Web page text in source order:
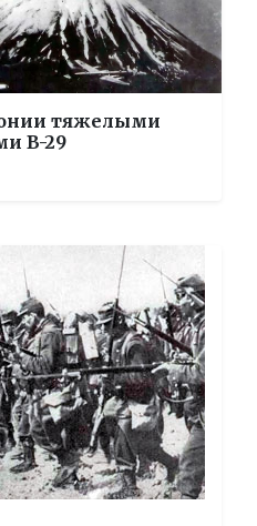
тяжелыми
B-29